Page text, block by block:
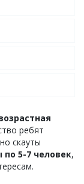
ребят
скауты
5-7 человек,